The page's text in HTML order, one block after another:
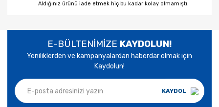
Aldığınız ürünü iade etmek hiç bu kadar kolay olmamıştı.
E-BÜLTENİMİZE KAYDOLUN!
Yeniliklerden ve kampanyalardan haberdar olmak için
Kaydolun!
KAYDOL